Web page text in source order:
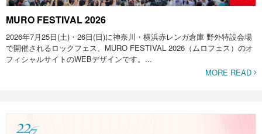
MURO FESTIVAL 2026
2026年7月25日(土)・26日(日)に神奈川・横浜赤レンガ倉庫 野外特設会場
で開催されるロックフェス、MURO FESTIVAL 2026（ムロフェス）のオ
フィシャルサイトのWEBデザインです。...
MORE READ